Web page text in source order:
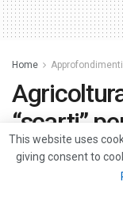
Home Approfondimenti
“scarti”
di suolo e
This website uses
giving consent to